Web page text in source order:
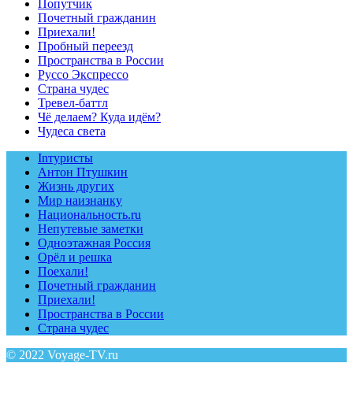
Попутчик
Почетный гражданин
Приехали!
Пробный переезд
Пространства в России
Руссо Экспрессо
Страна чудес
Тревел-баттл
Чё делаем? Куда идём?
Чудеса света
Inтуристы
Антон Птушкин
Жизнь других
Мир наизнанку
Национальность.ru
Непутевые заметки
Одноэтажная Россия
Орёл и решка
Поехали!
Почетный гражданин
Приехали!
Пространства в России
Страна чудес
© 2022 Voyage-TV.ru